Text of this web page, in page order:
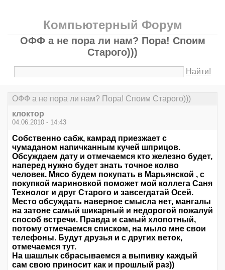
Компьютерный Форум
ОФФ а не пора ли нам? Пора! Споим
Старого)))
Найти!
ОФФ а не пора ли нам? Пора! Споим Старого)))
клоктор
04.06.2010 - 14:43
Собственно сабж, камрад приезжает с
чумаданом напичканным кучей шприцов.
Обсуждаем дату и отмечаемся кто железно будет,
наперед нужно будет знать точное колво
человек. Мясо будем покупать в Марьянской , с
покупкой мариновкой поможет мой коллега Саня
Технолог и друг Старого и завсегдатай Осей.
Место обсуждать наверное смысла нет, мангалы
на затоне самый шикарный и недорогой пожалуй
способ встречи. Правда и самый хлопотный,
потому отмечаемся списком, на мыло мне свои
телефоны. Будут друзья и с других веток,
отмечаемся тут.
На шашлык сбрасываемся а выпивку каждый
сам свою приносит как и прошлый раз))